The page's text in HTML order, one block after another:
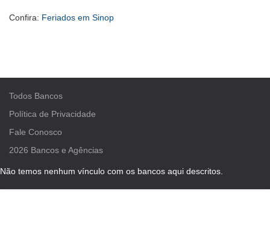
Confira: Feriados em Sinop
Todos Bancos
Política de Privacidade
Fale Conosco
2026 Bancos e Agências
Não temos nenhum vínculo com os bancos aqui descritos.